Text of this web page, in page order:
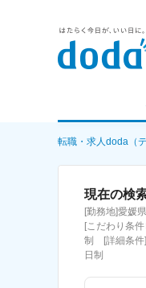
詳細条件から
求人特集から
転職・求人doda（
現在の検
[勤務地]愛媛
[こだわり条
制 [詳細条件
日制